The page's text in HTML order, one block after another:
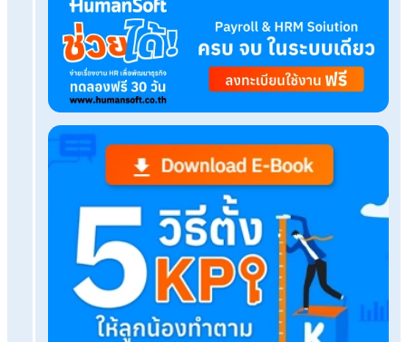
Tags:
กฎหมายลิขสิทธิ์
เรื่องที่คุณอาจสนใจ
แจกไฟล์ตัวอย่างหนังสือให้ความยินยอมใช้ข้อมูลส่ว